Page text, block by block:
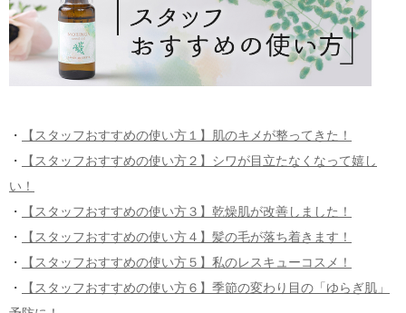
・
【スタッフおすすめの使い方１】肌のキメが整ってきた！
・
【スタッフおすすめの使い方２】シワが目立たなくなって嬉し
い！
・
【スタッフおすすめの使い方３】乾燥肌が改善しました！
・
【スタッフおすすめの使い方４】髪の毛が落ち着きます！
・
【スタッフおすすめの使い方５】私のレスキューコスメ！
・
【スタッフおすすめの使い方６】季節の変わり目の「ゆらぎ肌」